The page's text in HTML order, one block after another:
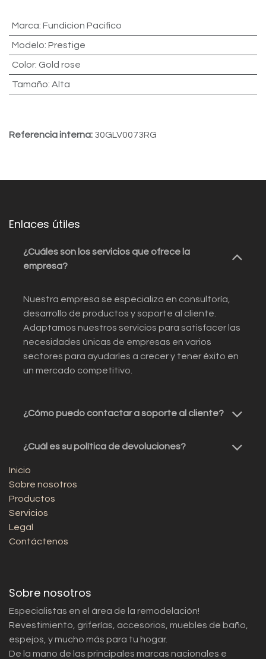
Marca: Fundicion Pacifico
Modelo: Prestige
Color: Gold rose
Tamaño: Alta
Referencia interna: 30GLV0073RG
Enlaces útiles
¿Cuáles son los servicios que ofrece la
empresa?
Nuestra empresa se especializa en consultoría,
desarrollo de productos y soporte al cliente.
Adaptamos nuestros servicios para satisfacer las
necesidades únicas de empresas en varios
sectores para ayudarles a crecer y tener éxito en
un mercado competitivo.
¿Cómo puedo contactar a soporte al cliente?
¿Cuál es su política de devoluciones?
Inicio
Sobre nosotros
Productos
Servicios
Legal
Contáctenos
Sobre nosotros
Especialistas en el área de la remodelación!
Revestimiento, griferías, accesorios, muebles de baño,
espejos, y mucho más para tu hogar.
De la mano de las principales marcas nacionales e